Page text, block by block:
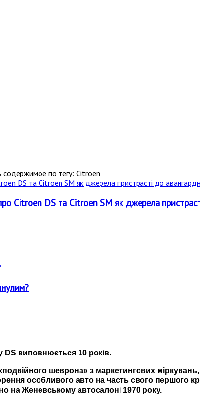
содержимое по тегу: Citroen
Citroen DS та Citroen SM як джерела
DS виповнюється 10 років.
шеврона» з маркетингових
особливого авто на часть свого першого
на Женевському автосалоні 1970 року.